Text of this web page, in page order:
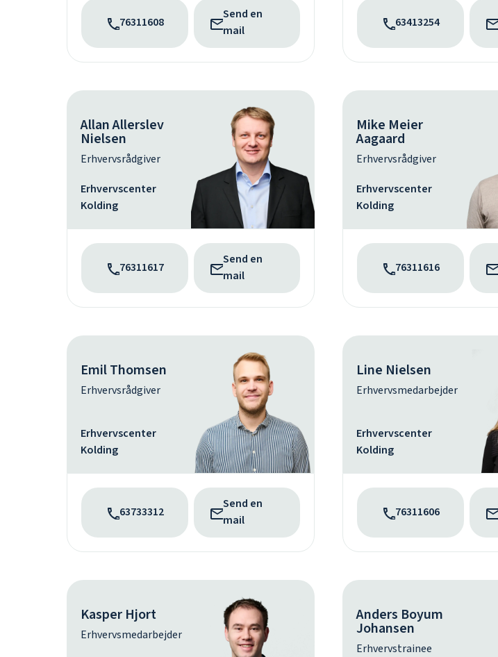
76311608
Send en
mail
63413254
Allan Allerslev
Nielsen
Erhvervsrådgiver
Erhvervscenter
Kolding
76311617
Send en
mail
Mike Meier
Aagaard
Erhvervsrådgiver
Erhvervscenter
Kolding
76311616
Emil Thomsen
Erhvervsrådgiver
Erhvervscenter
Kolding
63733312
Send en
mail
Line Nielsen
Erhvervsmedarbejder
Erhvervscenter
Kolding
76311606
Kasper Hjort
Erhvervsmedarbejder
Anders Boyum
Johansen
Erhvervstrainee